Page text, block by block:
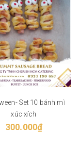
Set 10 bánh mì
xúc xích
300.000₫